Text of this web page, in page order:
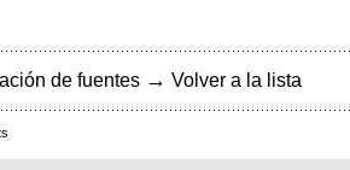
de fuentes → Volver a la lista